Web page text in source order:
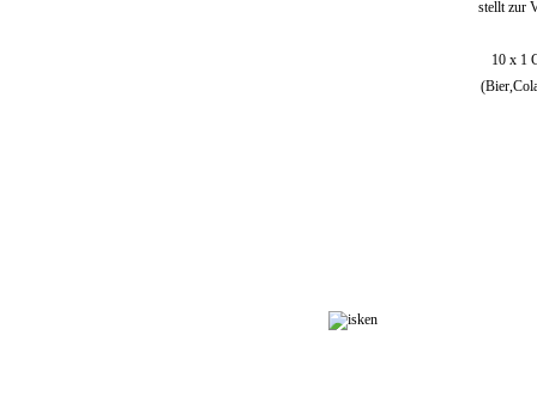
stellt zur
10 x 1